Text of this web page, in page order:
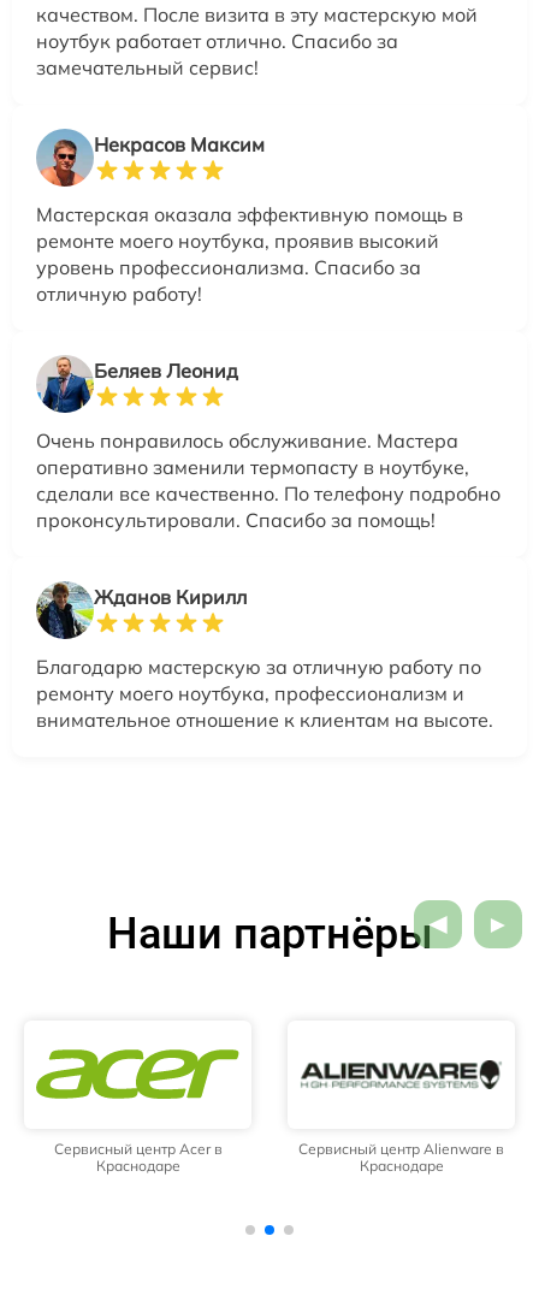
качеством. После визита в эту мастерскую мой
ноутбук работает отлично. Спасибо за
замечательный сервис!
Некрасов Максим
Мастерская оказала эффективную помощь в
ремонте моего ноутбука, проявив высокий
уровень профессионализма. Спасибо за
отличную работу!
Беляев Леонид
Очень понравилось обслуживание. Мастера
оперативно заменили термопасту в ноутбуке,
сделали все качественно. По телефону подробно
проконсультировали. Спасибо за помощь!
Жданов Кирилл
Благодарю мастерскую за отличную работу по
ремонту моего ноутбука, профессионализм и
внимательное отношение к клиентам на высоте.
Наши партнёры
Сервисный центр Acer в
Краснодаре
Сервисный центр Alienware в
Краснодаре